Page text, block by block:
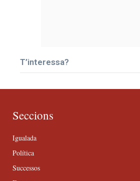
T’interessa?
Seccions
Igualada
Política
Successos